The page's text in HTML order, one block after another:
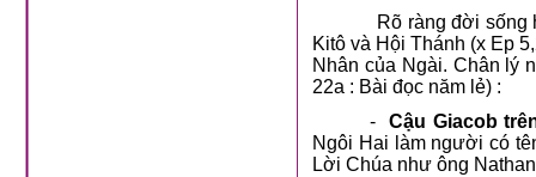
Rõ ràng đời sống
Kitô và Hội Thánh (x Ep
Nhân của Ngài. Chân lý
22a : Bài đọc năm lẻ) :
-
Cậu Giacob
Ngôi Hai làm người có
Lời Chúa như ông